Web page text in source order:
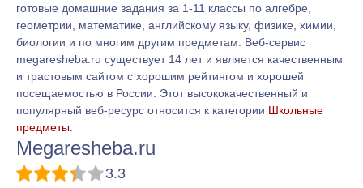
готовые домашние задания за 1-11 классы по алгебре,
геометрии, математике, английскому языку, физике, химии,
биологии и по многим другим предметам. Веб-сервис
megaresheba.ru существует 14 лет и является качественным
и трастовым сайтом с хорошим рейтингом и хорошей
посещаемостью в России. Этот высококачественный и
популярный веб-ресурс относится к категории Школьные
предметы
Megaresheba.ru
3.3